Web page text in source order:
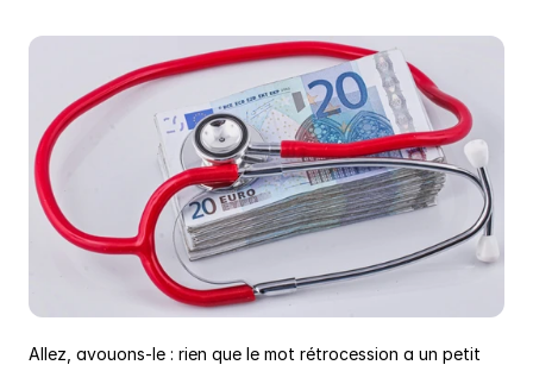
Allez, avouons-le : rien que le mot rétrocession a un petit